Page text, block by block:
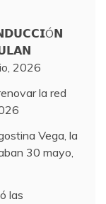
2026
la red
Vega, la
30 mayo,
las